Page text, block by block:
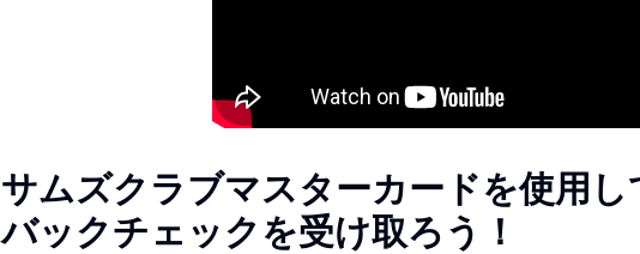
サムズクラブマスターカードを使用し
バックチェックを受け取ろう！